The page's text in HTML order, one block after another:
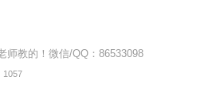
师教的！微信/QQ：86533098
1057